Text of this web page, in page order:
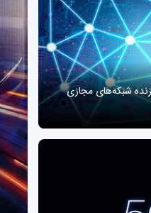
شبکه‌های مجازی